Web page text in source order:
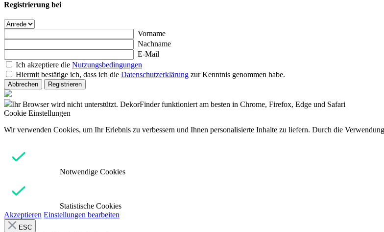
Registrierung bei
Vorname
Nachname
E-Mail
Ich akzeptiere die Nutzungsbedingungen
Hiermit bestätige ich, dass ich die Datenschutzerklärung zur Kenntnis genommen habe.
Abbrechen Registrieren
Ihr Browser wird nicht unterstützt. DekorFinder funktioniert am besten in Chrome, Firefox, Edge und Safari
Cookie Einstellungen
Wir verwenden Cookies, um Ihr Erlebnis zu verbessern und Ihnen personalisierte Inhalte zu liefern. Durch die
Notwendige Cookies
Statistische Cookies
Akzeptieren Einstellungen bearbeiten
ESC